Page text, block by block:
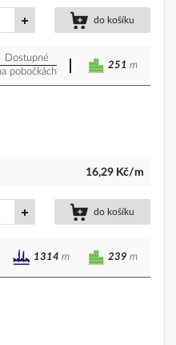
do košíku
Dostupné
pobočkách
251 m
16,29 Kč/m
do košíku
239 m
1314 m